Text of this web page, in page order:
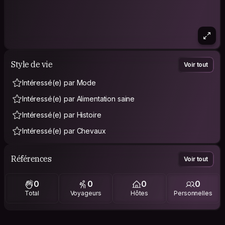
Style de vie Voir tout
Intéressé(e) par Mode
Intéressé(e) par Alimentation saine
Intéressé(e) par Histoire
Intéressé(e) par Chevaux
Références Voir tout
0
Total
0
Voyageurs
0
Hôtes
0
Personnelles